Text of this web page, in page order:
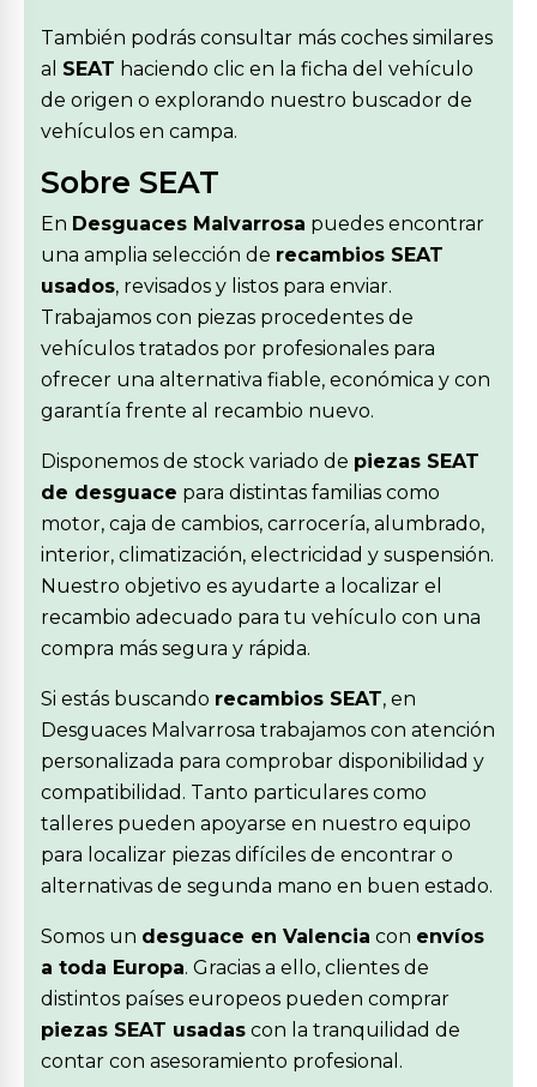
También podrás consultar más coches similares
al SEAT haciendo clic en la ficha del vehículo
de origen o explorando nuestro buscador de
vehículos en campa.
Sobre SEAT
En Desguaces Malvarrosa puedes encontrar
una amplia selección de recambios SEAT
usados, revisados y listos para enviar.
Trabajamos con piezas procedentes de
vehículos tratados por profesionales para
ofrecer una alternativa fiable, económica y con
garantía frente al recambio nuevo.
Disponemos de stock variado de piezas SEAT
de desguace para distintas familias como
motor, caja de cambios, carrocería, alumbrado,
interior, climatización, electricidad y suspensión.
Nuestro objetivo es ayudarte a localizar el
recambio adecuado para tu vehículo con una
compra más segura y rápida.
Si estás buscando recambios SEAT, en
Desguaces Malvarrosa trabajamos con atención
personalizada para comprobar disponibilidad y
compatibilidad. Tanto particulares como
talleres pueden apoyarse en nuestro equipo
para localizar piezas difíciles de encontrar o
alternativas de segunda mano en buen estado.
Somos un desguace en Valencia con envíos
a toda Europa. Gracias a ello, clientes de
distintos países europeos pueden comprar
piezas SEAT usadas con la tranquilidad de
contar con asesoramiento profesional.